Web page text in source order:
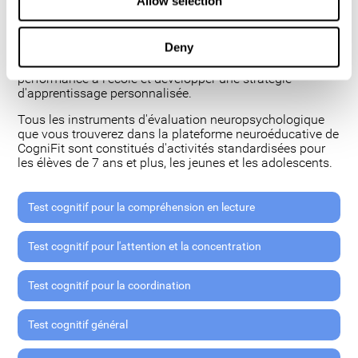
Deny
compétences, le comportement et la motivation.
mettant en avant les forces et faiblesses de l'étudiant est
primordial pour comprendre et maximiser sa
performance à l'école et développer une stratégie
d'apprentissage personnalisée.
Tous les instruments d'évaluation neuropsychologique
que vous trouverez dans la plateforme neuroéducative de
CogniFit sont constitués d'activités standardisées pour
les élèves de 7 ans et plus, les jeunes et les adolescents.
Test cognitif pour la compréhension en lecture
Test cognitif pour l'attention et la concentration
Test cognitif pour la coordination
Test cognitif général